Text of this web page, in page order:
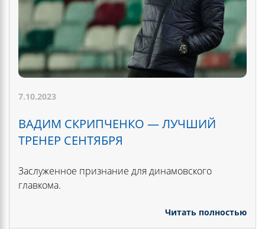
7.10.2023
ВАДИМ СКРИПЧЕНКО — ЛУЧШИЙ
ТРЕНЕР СЕНТЯБРЯ
Заслуженное признание для динамовского
главкома.
Читать полностью